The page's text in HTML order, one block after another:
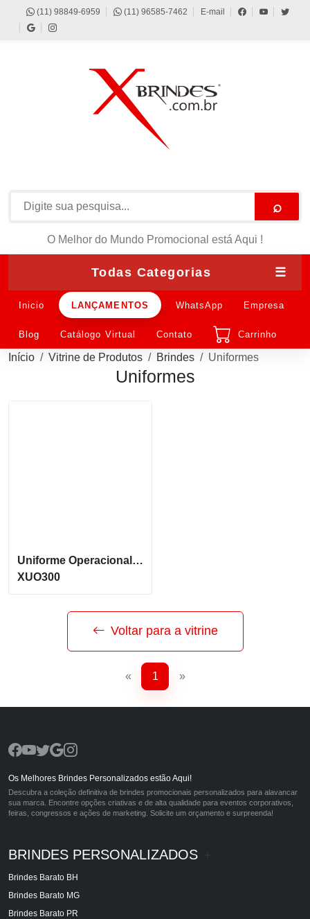
(11) 98849-6959 (11) 96585-7462 E-mail
⌕
O Melhor do Mundo Promocional está Aqui !
Todas Categorias ☰
Inicio LANÇAMENTOS WhatsApp Empresa
Blog Catálogo Virtual Contato Carrinho
Início Vitrine de Produtos Brindes Uniformes
Uniformes
Uniforme Operacional Anti-Chamas Nr10 Risco 2 Com Faixa Refletiva Em Algodão
XUO300
Voltar para a vitrine
« 1 »
Os Melhores Brindes Personalizados estão Aqui!
Descubra a coleção definitiva de brindes promocionais personalizados para alavancar
sua marca. Encontre opções criativas e de alta qualidade para eventos corporativos,
feiras, congressos e ações de marketing. Solicite um orçamento e surpreenda!
BRINDES PERSONALIZADOS
Brindes Barato BH
Brindes Barato MG
Brindes Barato PR